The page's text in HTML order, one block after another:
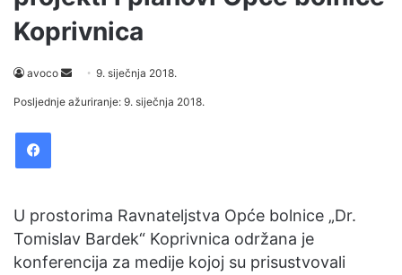
Koprivnica
avoco
e
m
a
i
9. siječnja 2018.
Posljednje ažuriranje: 9. siječnja 2018.
U prostorima Ravnateljstva Opće bolnice „Dr.
Tomislav Bardek“ Koprivnica održana je
konferencija za medije kojoj su prisustvovali